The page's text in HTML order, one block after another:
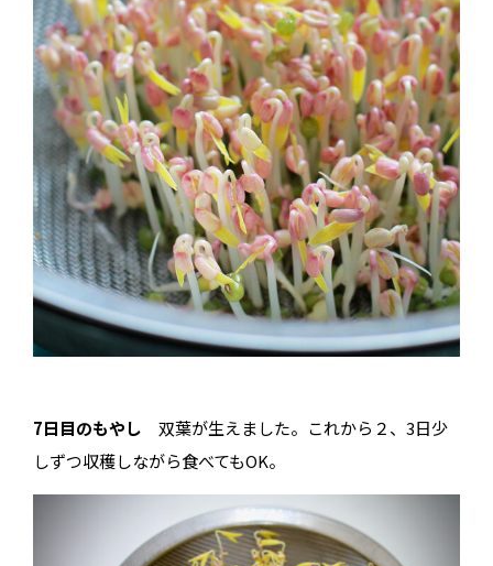
7日目のもやし 双葉が生えました。これから２、3日少
しずつ収穫しながら食べてもOK。